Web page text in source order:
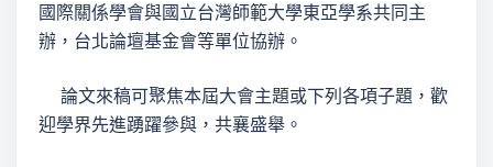
國際關係學會與國立台灣師範大學東亞學系共同主
辦，台北論壇基金會等單位協辦。
論文來稿可聚焦本屆大會主題或下列各項子題，歡
迎學界先進踴躍參與，共襄盛舉。